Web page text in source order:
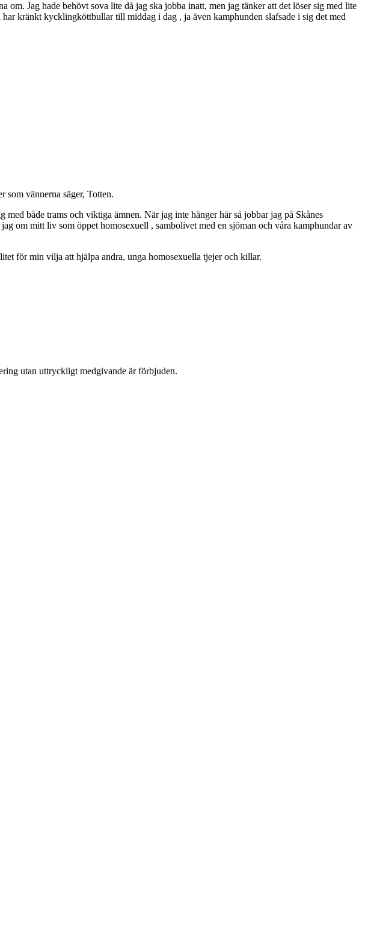
Jag hade behövt sova lite då jag ska jobba inatt, men jag tänker att det löser sig med lite
kränkt kycklingköttbullar till middag i dag , ja även kamphunden slafsade i sig det med
vännerna säger, Totten.
både trams och viktiga ämnen. När jag inte hänger här så jobbar jag på Skånes
om mitt liv som öppet homosexuell , sambolivet med en sjöman och våra kamphundar av
för min vilja att hjälpa andra, unga homosexuella tjejer och killar.
utan uttryckligt medgivande är förbjuden.